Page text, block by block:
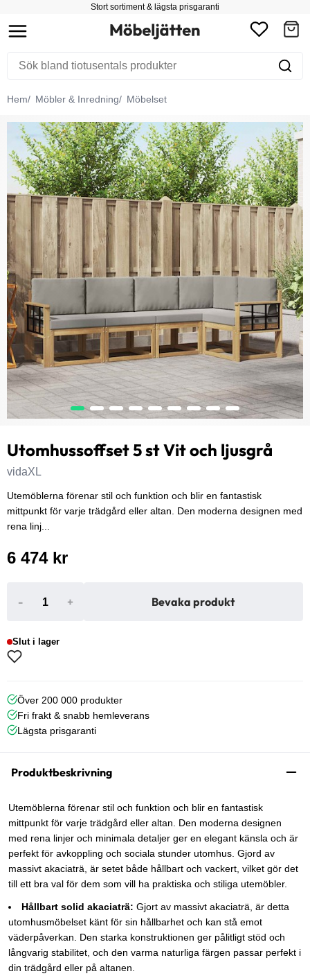
Stort sortiment & lägsta prisgaranti
Hem Möbler & Inredning Möbelset
Utomhussoffset 5 st Vit och ljusgrå
vidaXL
Utemöblerna förenar stil och funktion och blir en fantastisk
mittpunkt för varje trädgård eller altan. Den moderna designen med
rena linj...
6 474 kr
- + Bevaka produkt
Slut i lager
Över 200 000 produkter
Fri frakt & snabb hemleverans
Lägsta prisgaranti
Produktbeskrivning
Utemöblerna förenar stil och funktion och blir en fantastisk
mittpunkt för varje trädgård eller altan. Den moderna designen
med rena linjer och minimala detaljer ger en elegant känsla och är
perfekt för avkoppling och sociala stunder utomhus. Gjord av
massivt akaciaträ, är setet både hållbart och vackert, vilket gör det
till ett bra val för dem som vill ha praktiska och stiliga utemöbler.
Hållbart solid akaciaträ: Gjort av massivt akaciaträ, är detta
utomhusmöbelset känt för sin hållbarhet och kan stå emot
väderpåverkan. Den starka konstruktionen ger pålitligt stöd och
långvarig stabilitet, och den varma naturliga färgen passar perfekt i
din trädgård eller på altanen.